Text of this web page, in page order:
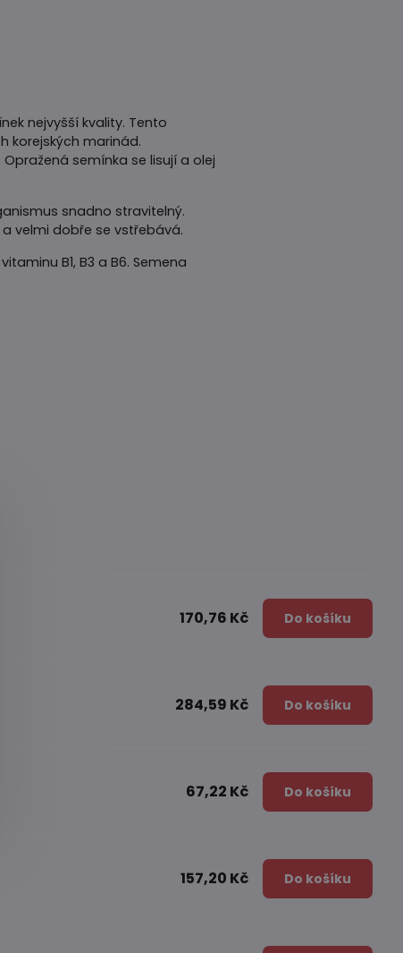
nejvyšší kvality. Tento
korejských marinád.
semínka se lisují a olej
snadno stravitelný.
velmi dobře se vstřebává.
B1, B3 a B6. Semena
170,76 Kč Do košíku
284,59 Kč Do košíku
67,22 Kč Do košíku
157,20 Kč Do košíku